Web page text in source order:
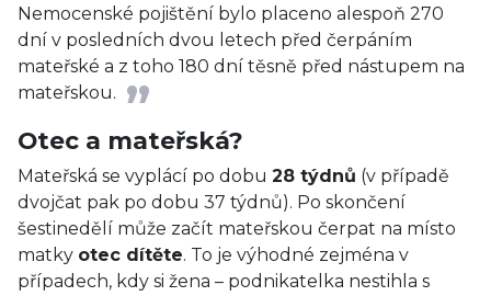
Nemocenské pojištění bylo placeno alespoň 270
dní v posledních dvou letech před čerpáním
mateřské a z toho 180 dní těsně před nástupem na
mateřskou.
Otec a mateřská?
Mateřská se vyplácí po dobu 28 týdnů (v případě
dvojčat pak po dobu 37 týdnů). Po skončení
šestinedělí může začít mateřskou čerpat na místo
matky otec dítěte. To je výhodné zejména v
případech, kdy si žena – podnikatelka nestihla s